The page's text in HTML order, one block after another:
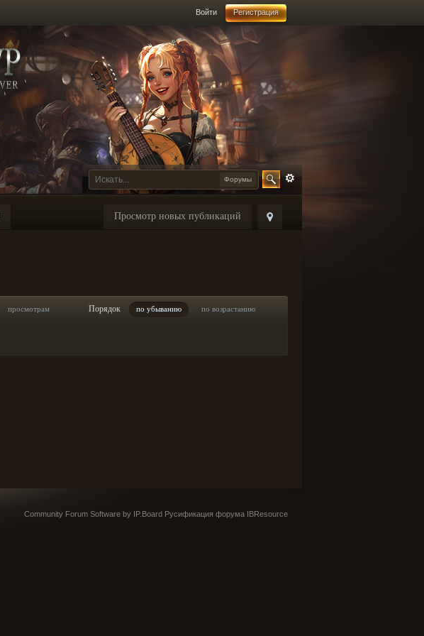
Войти Регистрация
Форумы
Просмотр новых публикаций
просмотрам Порядок по убыванию по возрастанию
Community Forum Software by IP.Board Русификация форума IBResource